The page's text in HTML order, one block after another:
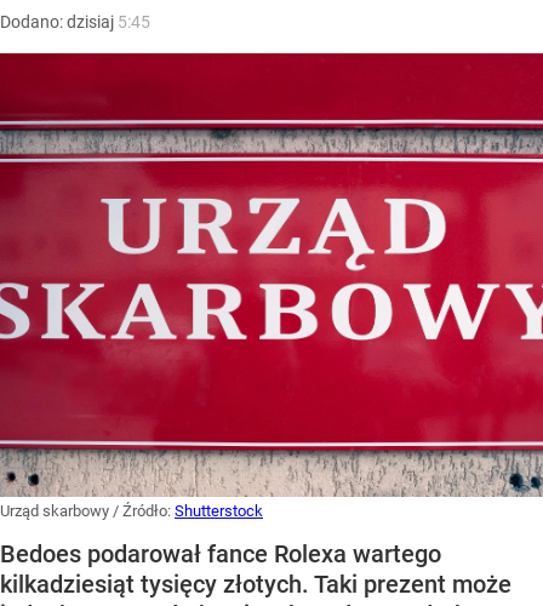
Dodano:dzisiaj 5:45
Urząd skarbowy / Źródło: Shutterstock
Bedoes podarował fance Rolexa wartego
kilkadziesiąt tysięcy złotych. Taki prezent może